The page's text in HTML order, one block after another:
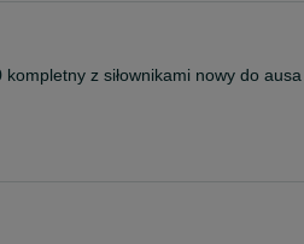
z siłownikami nowy do ausa